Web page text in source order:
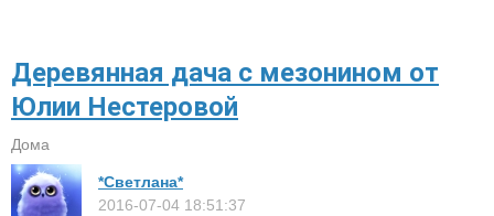
Деревянная дача с мезонином от
Юлии Нестеровой
Дома
*Светлана*
2016-07-04 18:51:37